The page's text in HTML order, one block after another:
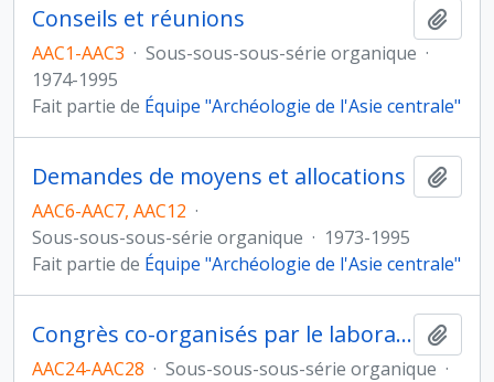
Conseils et réunions
AAC1-AAC3 · Sous-sous-sous-série organique ·
1974-1995
Fait partie de Équipe "Archéologie de l'Asie centrale"
Demandes de moyens et allocations
AAC6-AAC7, AAC12 ·
Sous-sous-sous-série organique · 1973-1995
Fait partie de Équipe "Archéologie de l'Asie centrale"
Congrès co-organisés par le laboratoire
AAC24-AAC28 · Sous-sous-sous-série organique ·